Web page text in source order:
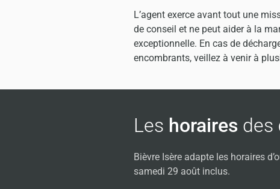
L’agent exerce avant tout une
de conseil et ne peut aider à la
exceptionnelle. En cas de
encombrants, veillez à venir à
Les horaires des
Bièvre Isère adapte les horaires
samedi 29 août inclus.